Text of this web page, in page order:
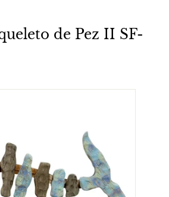
de Pez II SF-